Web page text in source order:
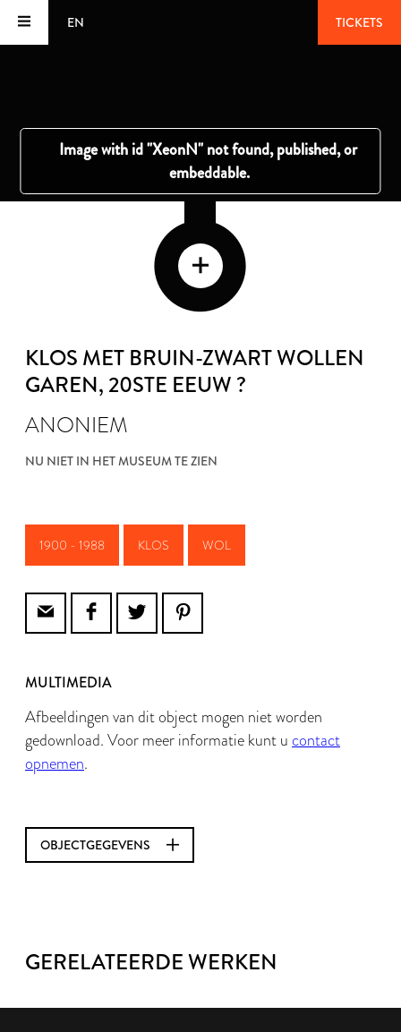
EN TICKETS
KLOS MET BRUIN-ZWART WOLLEN
GAREN, 20STE EEUW ?
ANONIEM
NU NIET IN HET MUSEUM TE ZIEN
1900 - 1988 KLOS WOL
MULTIMEDIA
Afbeeldingen van dit object mogen niet worden
gedownload. Voor meer informatie kunt u contact
opnemen.
OBJECTGEGEVENS
GERELATEERDE WERKEN